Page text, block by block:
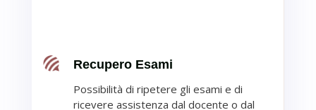
Recupero Esami
Possibilità di ripetere gli esami e di
ricevere assistenza dal docente o dal